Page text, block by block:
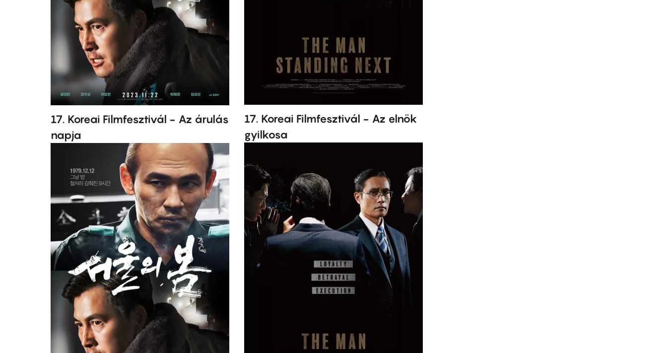
17. Koreai Filmfesztivál - Az árulás
napja
17. Koreai Filmfesztivál - Az elnök
gyilkosa